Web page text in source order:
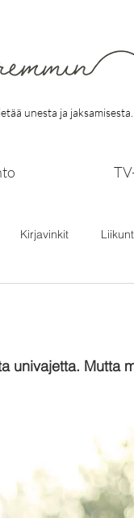
unesta ja jaksamisesta.
Kirjavinkit
univajetta. Mutta